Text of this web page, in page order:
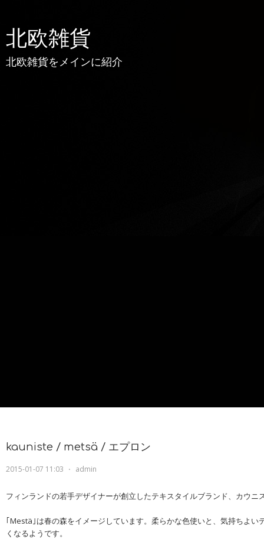
北欧雑貨
北欧雑貨をメインに紹介
kauniste / metsä / エプロン
2015-01-07 11:03 ⋅ admin
フィンランドの若手デザイナーが創立したテキスタイルブランド、カウニ
｢Mestä｣は春の森をイメージしています。柔らかな色使いと、気持ちよい
くなるようです。